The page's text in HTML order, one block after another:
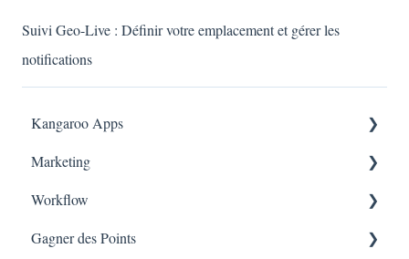
Suivi Geo-Live : Définir votre emplacement et gérer les
notifications
Kangaroo Apps
Récompense du Tiers Partenaire Amazon
Applications de messagerie
Shopify
Marketing
Consentement
Rapport de campagne
Workflow
Workflow
Gagner des Points